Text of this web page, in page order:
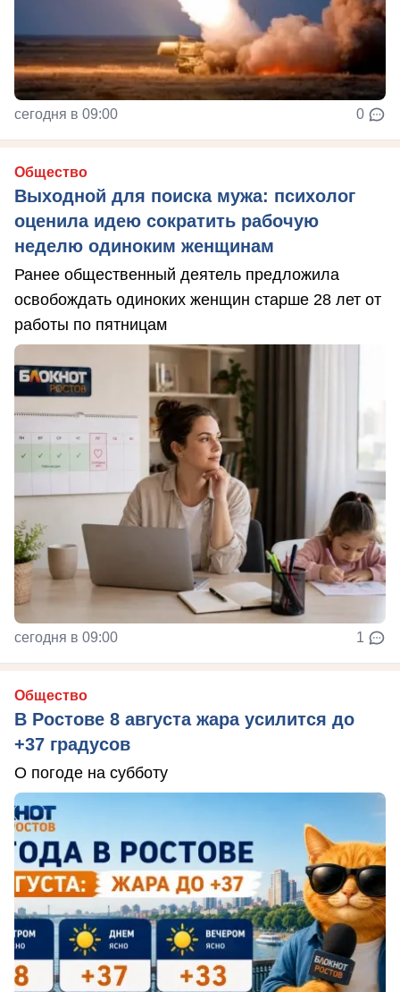
сегодня в 09:00 0
Общество
Выходной для поиска мужа: психолог
оценила идею сократить рабочую
неделю одиноким женщинам
Ранее общественный деятель предложила
освобождать одиноких женщин старше 28 лет от
работы по пятницам
сегодня в 09:00 1
Общество
В Ростове 8 августа жара усилится до
+37 градусов
О погоде на субботу